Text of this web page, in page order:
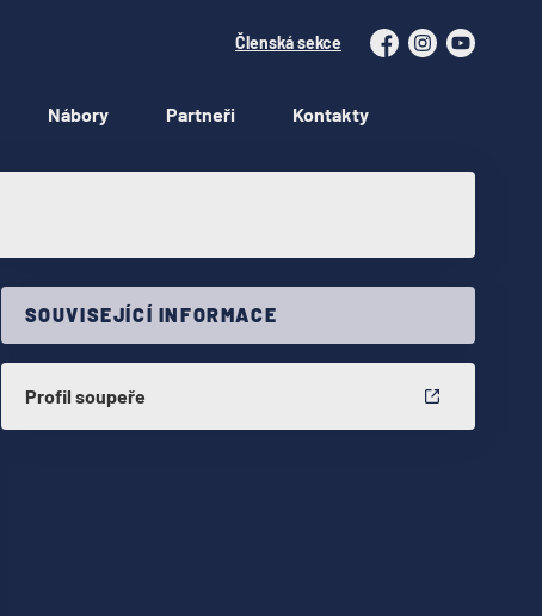
Členská sekce FacebookInstagramYouTube
Nábory Partneři Kontakty
SOUVISEJÍCÍ INFORMACE
Profil soupeře